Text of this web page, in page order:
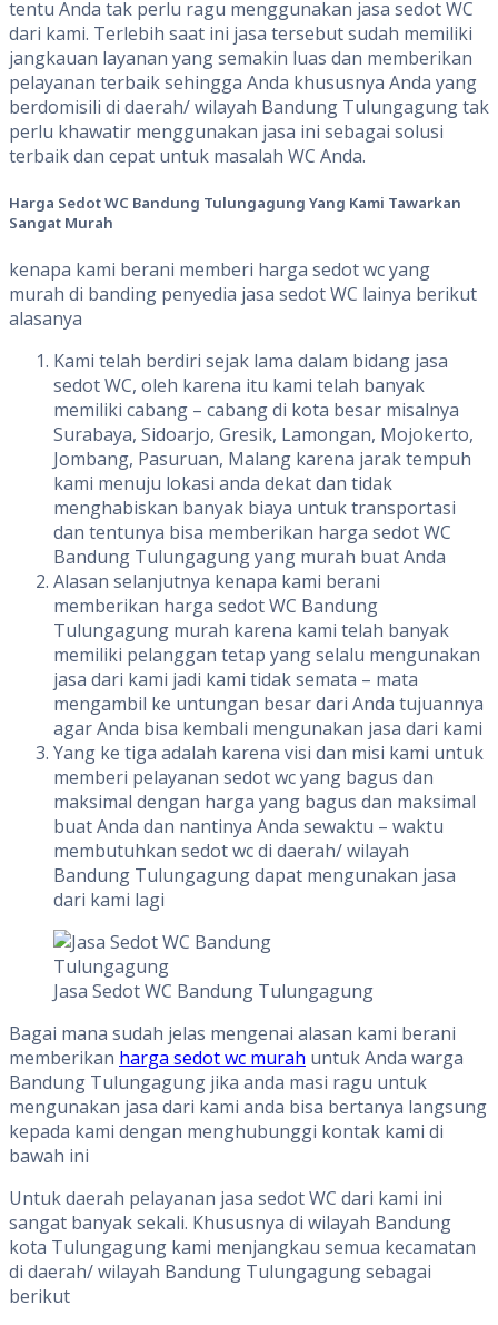
tentu Anda tak perlu ragu menggunakan jasa sedot WC
dari kami. Terlebih saat ini jasa tersebut sudah memiliki
jangkauan layanan yang semakin luas dan memberikan
pelayanan terbaik sehingga Anda khususnya Anda yang
berdomisili di daerah/ wilayah Bandung Tulungagung tak
perlu khawatir menggunakan jasa ini sebagai solusi
terbaik dan cepat untuk masalah WC Anda.
Harga SedotWC Bandung Tulungagung Yang Kami Tawarkan
Sangat Murah
kenapa kami berani memberi harga sedot wc yang
murah di banding penyedia jasa sedot WC lainya berikut
alasanya
Kami telah berdiri sejak lama dalam bidang jasa
sedot WC, oleh karena itu kami telah banyak
memiliki cabang – cabang di kota besar misalnya
Surabaya, Sidoarjo, Gresik, Lamongan, Mojokerto,
Jombang, Pasuruan, Malang karena jarak tempuh
kami menuju lokasi anda dekat dan tidak
menghabiskan banyak biaya untuk transportasi
dan tentunya bisa memberikan harga sedot WC
Bandung Tulungagung yang murah buat Anda
Alasan selanjutnya kenapa kami berani
memberikan harga sedot WC Bandung
Tulungagung murah karena kami telah banyak
memiliki pelanggan tetap yang selalu mengunakan
jasa dari kami jadi kami tidak semata – mata
mengambil ke untungan besar dari Anda tujuannya
agar Anda bisa kembali mengunakan jasa dari kami
Yang ke tiga adalah karena visi dan misi kami untuk
memberi pelayanan sedot wc yang bagus dan
maksimal dengan harga yang bagus dan maksimal
buat Anda dan nantinya Anda sewaktu – waktu
membutuhkan sedot wc di daerah/ wilayah
Bandung Tulungagung dapat mengunakan jasa
dari kami lagi
Jasa Sedot WC Bandung Tulungagung
Bagai mana sudah jelas mengenai alasan kami berani
memberikan harga sedot wc murah untuk Anda warga
Bandung Tulungagung jika anda masi ragu untuk
mengunakan jasa dari kami anda bisa bertanya langsung
kepada kami dengan menghubunggi kontak kami di
bawah ini
Untuk daerah pelayanan jasa sedot WC dari kami ini
sangat banyak sekali. Khususnya di wilayah Bandung
kota Tulungagung kami menjangkau semua kecamatan
di daerah/ wilayah Bandung Tulungagung sebagai
berikut